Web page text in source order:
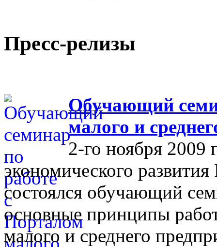
Пресс-релизы
Обучающий
малого и
2-го ноября 2009
экономического
состоялся обучающий
основные принципы
малого и среднего